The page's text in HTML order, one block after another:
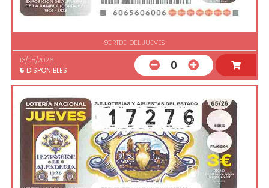
SORTEO DEL JUEVES
13/08/2026
5 DISPONIBLES 0